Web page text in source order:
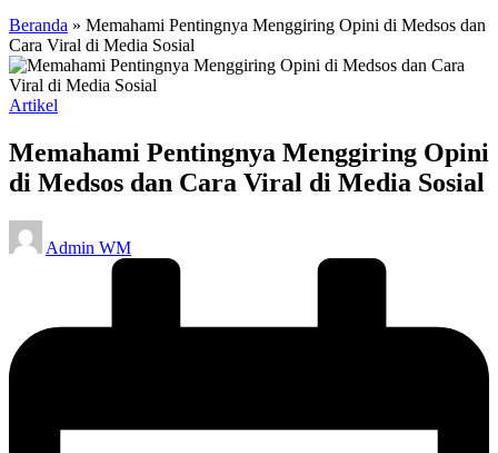
Beranda » Memahami Pentingnya Menggiring Opini di Medsos dan
Cara Viral di Media Sosial
Posted
Artikel
Memahami Pentingnya Menggiring Opini
di Medsos dan Cara Viral di Media Sosial
Posted
by
Admin WM